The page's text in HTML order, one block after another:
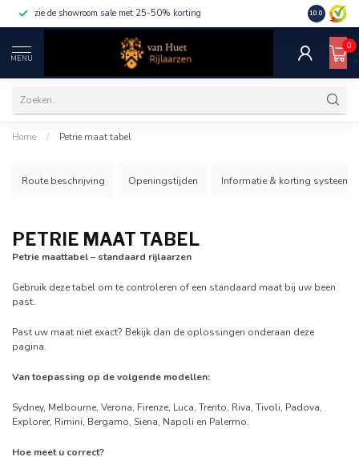
zie de showroom sale met 25-50% korting 10.0
MENU
0
Home / Petrie maat tabel
Route beschrijving Openingstijden Informatie & korting systeem
PETRIE MAAT TABEL
Petrie maattabel – standaard rijlaarzen
Gebruik deze tabel om te controleren of een standaard maat bij uw been
past.
Past uw maat niet exact? Bekijk dan de oplossingen onderaan deze
pagina.
Van toepassing op de volgende modellen:
Sydney, Melbourne, Verona, Firenze, Luca, Trento, Riva, Tivoli, Padova,
Explorer, Rimini, Bergamo, Siena, Napoli en Palermo.
Hoe meet u correct?